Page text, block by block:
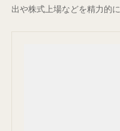
出や株式上場などを精力的